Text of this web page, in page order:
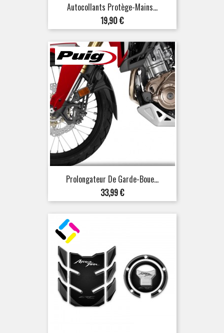
Autocollants Protège-Mains...
Prix
19,90 €
Prolongateur De Garde-Boue...
Prix
33,99 €